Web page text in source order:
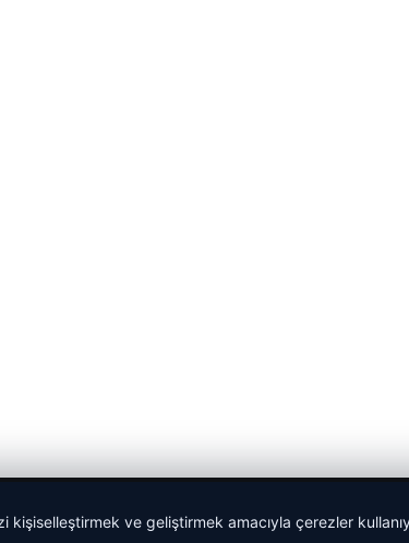
kişiselleştirmek ve geliştirmek amacıyla çerezler